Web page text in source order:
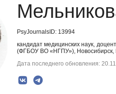
PsyJournalsID: 13994
кандидат медицинских наук,
(ФГБОУ ВО «НГПУ»), Новосибирск,
Дата последнего обновления: